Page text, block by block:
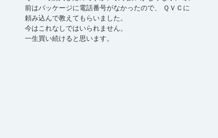
前はパッケージに電話番号がなかったので、 ＱＶＣに
頼み込んで教えてもらいました。
今はこれなしではいられません。
一生買い続けると思います。